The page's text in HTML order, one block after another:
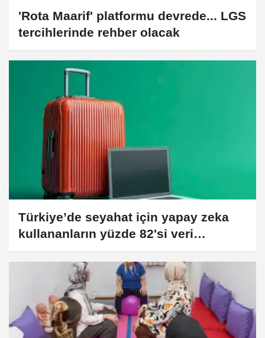
'Rota Maarif' platformu devrede... LGS
tercihlerinde rehber olacak
Türkiye’de seyahat için yapay zeka
kullananların yüzde 82'si veri
güvenliğinden endişeli